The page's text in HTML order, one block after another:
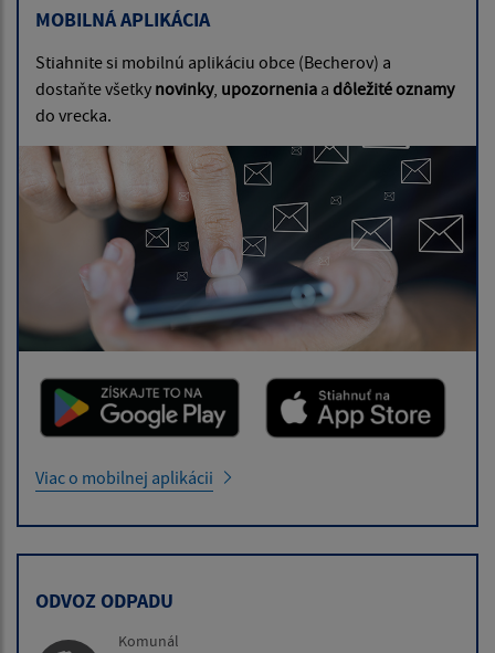
MOBILNÁ APLIKÁCIA
Stiahnite si mobilnú aplikáciu obce (Becherov) a
dostaňte všetky novinky, upozornenia a dôležité oznamy
do vrecka.
Viac o mobilnej aplikácii
ODVOZ ODPADU
Komunál